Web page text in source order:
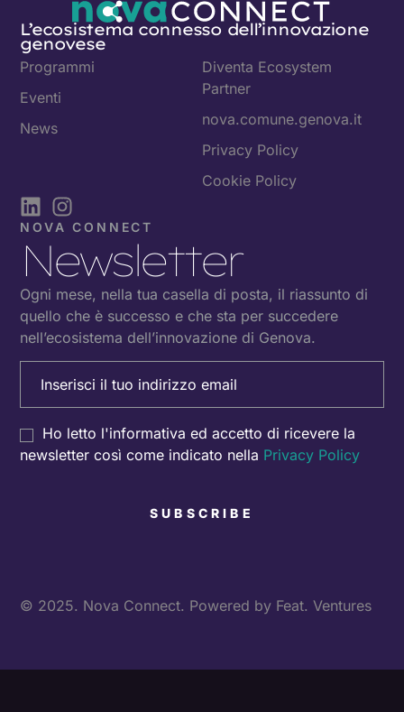
L’ecosistema connesso dell’innovazione
genovese
Programmi
Eventi
News
Diventa Ecosystem
Partner
nova.comune.genova.it
Privacy Policy
Cookie Policy
NOVA CONNECT
Newsletter
Ogni mese, nella tua casella di posta, il riassunto di
quello che è successo e che sta per succedere
nell’ecosistema dell’innovazione di Genova.
(Obbligatorio)
Consenso
Ho letto l'informativa ed accetto di ricevere la
newsletter così come indicato nella Privacy Policy
© 2025. Nova Connect. Powered by Feat. Ventures